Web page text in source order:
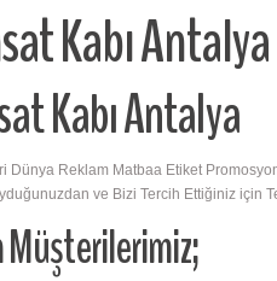
Kabı Antalya
Kabı Antalya
Dünya Reklam Matbaa Etiket
ve Bizi Tercih Ettiğiniz için
Müşterilerimiz;